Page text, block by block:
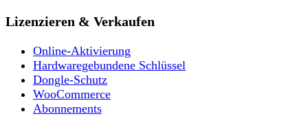
Lizenzieren & Verkaufen
Online-Aktivierung
Hardwaregebundene Schlüssel
Dongle-Schutz
WooCommerce
Abonnements